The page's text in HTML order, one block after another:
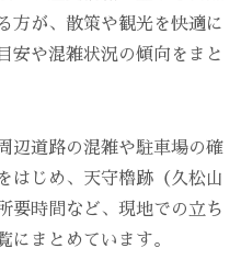
方が、散策や観光を快適に
安や混雑状況の傾向をまと
辺道路の混雑や駐車場の確
はじめ、天守櫓跡（久松山
要時間など、現地での立ち
にまとめています。